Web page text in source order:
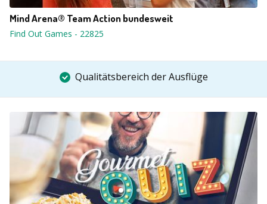
Mind Arena® Team Action bundesweit
Find Out Games - 22825
Qualitätsbereich der Ausflüge